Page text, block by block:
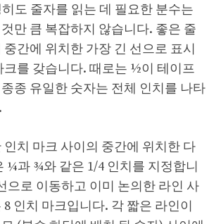
도 줄자를 읽는 데 필요한 분수는
만 큼 복잡하지 않습니다. 좋은 줄
간에 위치한 가장 긴 선으로 표시
크를 갖습니다. 때로는 ½이 테이프
종 유일한 숫자는 전체 인치를 나타
인치 마크 사이의 중간에 위치한 다
¼과 ¾와 같은 1/4 인치를 지정합니
으로 이동하고 이미 논의한 라인 사
인치 마크입니다. 각 짧은 라인이